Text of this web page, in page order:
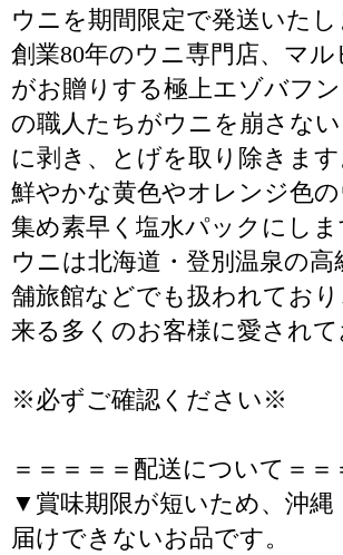
ウニを期間限定で発送いたし
創業80年のウニ専門店、マ
がお贈りする極上エゾバフ
の職人たちがウニを崩さな
に剥き、とげを取り除きま
鮮やかな黄色やオレンジ色
集め素早く塩水パックにし
ウニは北海道・登別温泉の
舗旅館などでも扱われてお
来る多くのお客様に愛されて
※必ずご確認ください※
＝＝＝＝＝配送について＝＝
▼賞味期限が短いため、沖縄
届けできないお品です。